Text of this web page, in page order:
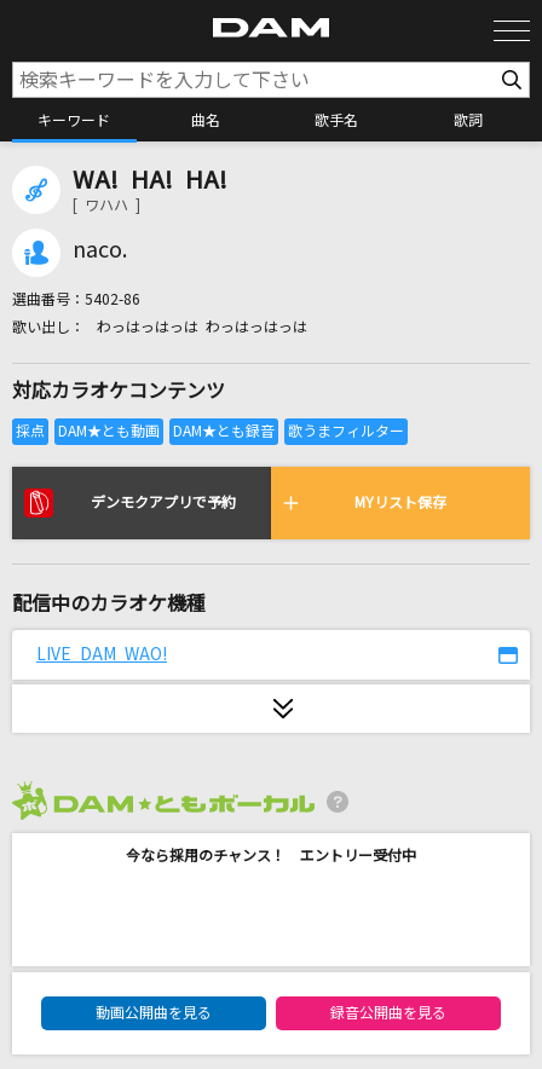
キーワード 曲名 歌手名 歌詞
カラオケ検索
全国りれき
リアルタイムで歌われている曲の一覧
Let's take it someday
降りそうな幾億の星の夜
ポルノグラフィティ
点描の唄(feat.井上苑子)
WA! HA! HA!
[ ワハハ ]
naco.
選曲番号： 5402-86
わっはっはっは わっはっはっは
対応カラオケコンテンツ
デンモクアプリで予約 MYリスト保存
配信中のカラオケ機種
LIVE DAM WAO!
今なら採用のチャンス！ エントリー受付中
DAM★ともボーカルエントリーランキング
動画公開曲を見る
録音公開曲を見る